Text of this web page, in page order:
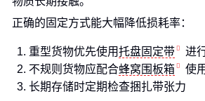
正确的固定方式能大幅降低损耗率：
重型货物优先使用托盘固定带
进
不规则货物应配合蜂窝围板箱
使用
长期存储时定期检查捆扎带张力